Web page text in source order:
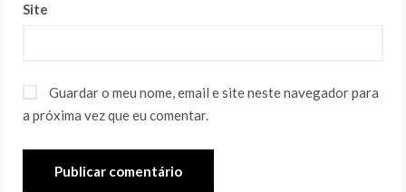
Site
Guardar o meu nome, email e site neste navegador para
a próxima vez que eu comentar.